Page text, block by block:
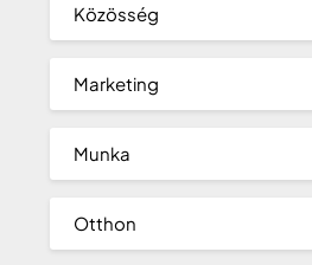
Közösség
Marketing
Munka
Otthon